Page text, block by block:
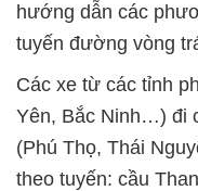
hướng dẫn các
tuyến đường vòng
Các xe từ các tỉnh
Yên, Bắc Ninh…) đi
(Phú Thọ, Thái
theo tuyến: cầu